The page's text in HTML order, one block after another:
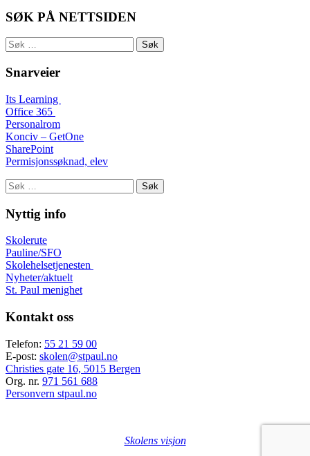
SØK PÅ NETTSIDEN
Søk
etter:
Snarveier
Its Learning
Office 365
Personalrom
Konciv – GetOne
SharePoint
Permisjonssøknad, elev
Søk
etter:
Nyttig info
Skolerute
Pauline/SFO
Skolehelsetjenesten
Nyheter/aktuelt
St. Paul menighet
Kontakt oss
Telefon: 55 21 59 00
E-post: skolen@stpaul.no
Christies gate 16, 5015 Bergen
Org. nr. 971 561 688
Personvern stpaul.no
Skolens visjon